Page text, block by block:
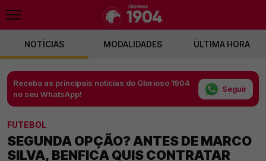
NOTÍCIAS MODALIDADES ÚLTIMA HORA
Receba as principais notícias do Glorioso 1904
no seu WhatsApp!
Seguir
FUTEBOL
SEGUNDA OPÇÃO? ANTES DE MARCO
SILVA, BENFICA QUIS CONTRATAR